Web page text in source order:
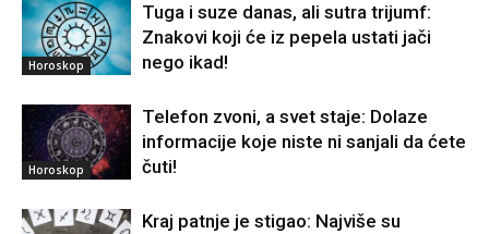
Horoskop
Tuga i suze danas, ali sutra trijumf:
Znakovi koji će iz pepela ustati jači
nego ikad!
Horoskop
Telefon zvoni, a svet staje: Dolaze
informacije koje niste ni sanjali da ćete
čuti!
Kraj patnje je stigao: Najviše su